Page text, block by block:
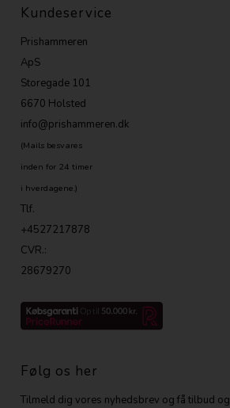
Kundeservice
Prishammeren
ApS
Storegade 101
6670 Holsted
info@prishammeren.dk
(Mails besvares
inden for 24 timer
i hverdagene.)
Tlf.
+4527217878
CVR.:
28679270
Følg os her
Tilmeld dig vores nyhedsbrev og få tilbud